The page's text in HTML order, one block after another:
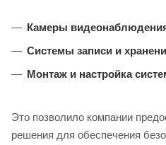
Камеры
Системы записи и
Монтаж и настройка
Это позволило компании
решения для обеспечения